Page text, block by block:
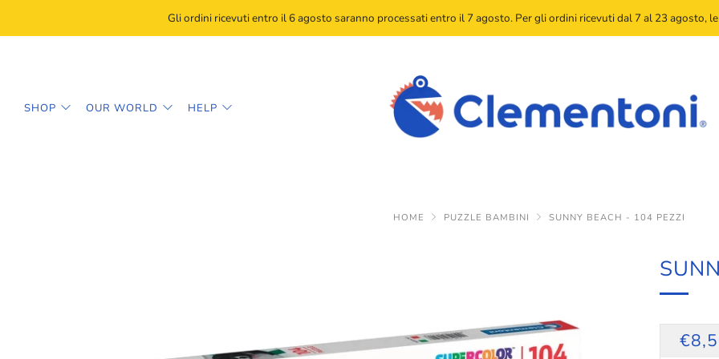
Gli ordini ricevuti entro il 6 agosto saranno processati entro il 7 agosto. Per gli ordini ricevuti dal 7 al 23 agosto,
SHOP OUR WORLD HELP
HOME PUZZLE BAMBINI SUNNY BEACH - 104 PEZZI